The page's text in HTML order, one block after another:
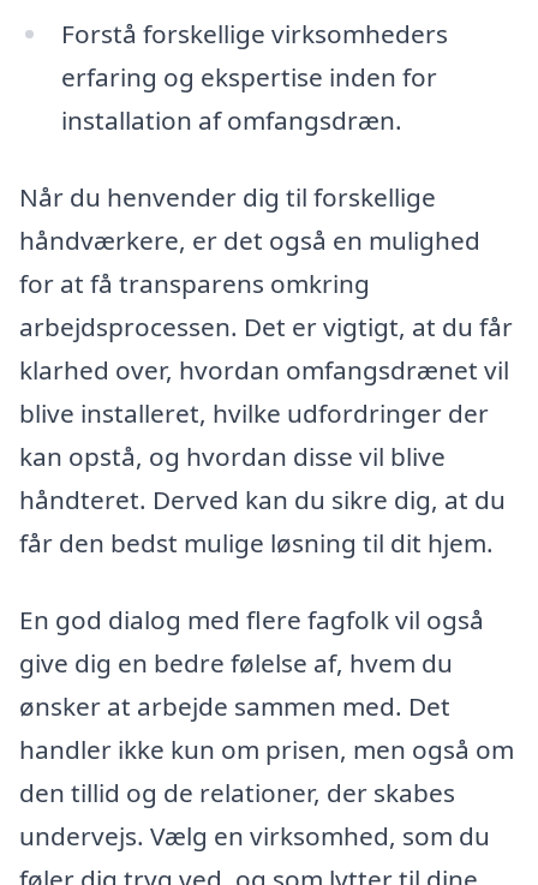
Forstå forskellige virksomheders
erfaring og ekspertise inden for
installation af omfangsdræn.
Når du henvender dig til forskellige
håndværkere, er det også en mulighed
for at få transparens omkring
arbejdsprocessen. Det er vigtigt, at du får
klarhed over, hvordan omfangsdrænet vil
blive installeret, hvilke udfordringer der
kan opstå, og hvordan disse vil blive
håndteret. Derved kan du sikre dig, at du
får den bedst mulige løsning til dit hjem.
En god dialog med flere fagfolk vil også
give dig en bedre følelse af, hvem du
ønsker at arbejde sammen med. Det
handler ikke kun om prisen, men også om
den tillid og de relationer, der skabes
undervejs. Vælg en virksomhed, som du